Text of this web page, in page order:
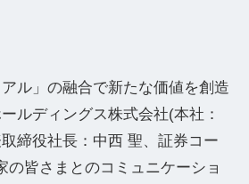
アル」の融合で新たな価値を創造
ルディングス株式会社(本社：
締役社⻑：中⻄ 聖、証券コー
の皆さまとのコミュニケーショ